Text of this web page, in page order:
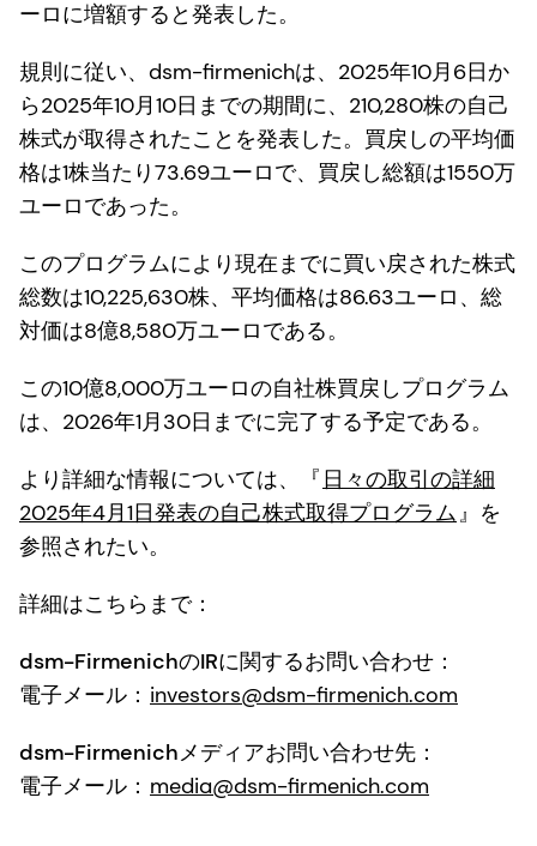
ーロに増額すると発表した。
規則に従い、dsm-firmenichは、2025年10月6日か
ら2025年10月10日までの期間に、210,280株の自己
株式が取得されたことを発表した。買戻しの平均価
格は1株当たり73.69ユーロで、買戻し総額は1550万
ユーロであった。
このプログラムにより現在までに買い戻された株式
総数は10,225,630株、平均価格は86.63ユーロ、総
対価は8億8,580万ユーロである。
この10億8,000万ユーロの自社株買戻しプログラム
は、2026年1月30日までに完了する予定である。
より詳細な情報については、『 日々の取引の詳細
2025年4月1日発表の自己株式取得プログラム』を
参照されたい。
詳細はこちらまで：
dsm-FirmenichのIRに関するお問い合わせ：
電子メール： investors@dsm-firmenich.com
dsm-Firmenichメディアお問い合わせ先：
電子メール： media@dsm-firmenich.com